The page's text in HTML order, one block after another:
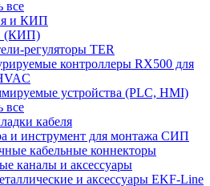
все
и КИП
(КИП)
регуляторы TER
контроллеры RX500 для
устройства (PLC, HMI)
все
кабеля
и инструмент для монтажа СИП
кабельные коннекторы
каналы и аксессуары
и аксессуары EKF-Line